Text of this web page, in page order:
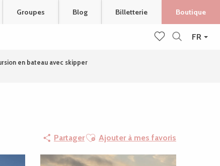
FR
Groupes Blog Billetterie Boutique
en bateau avec skipper
PartagerAjouter aux favoris
Ajouter à mes favoris